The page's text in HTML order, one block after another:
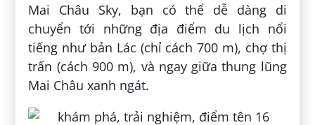
Mai Châu Sky, bạn có thể dễ dàng di
chuyển tới những địa điểm du lịch nổi
tiếng như bản Lác (chỉ cách 700 m), chợ thị
trấn (cách 900 m), và ngay giữa thung lũng
Mai Châu xanh ngát.